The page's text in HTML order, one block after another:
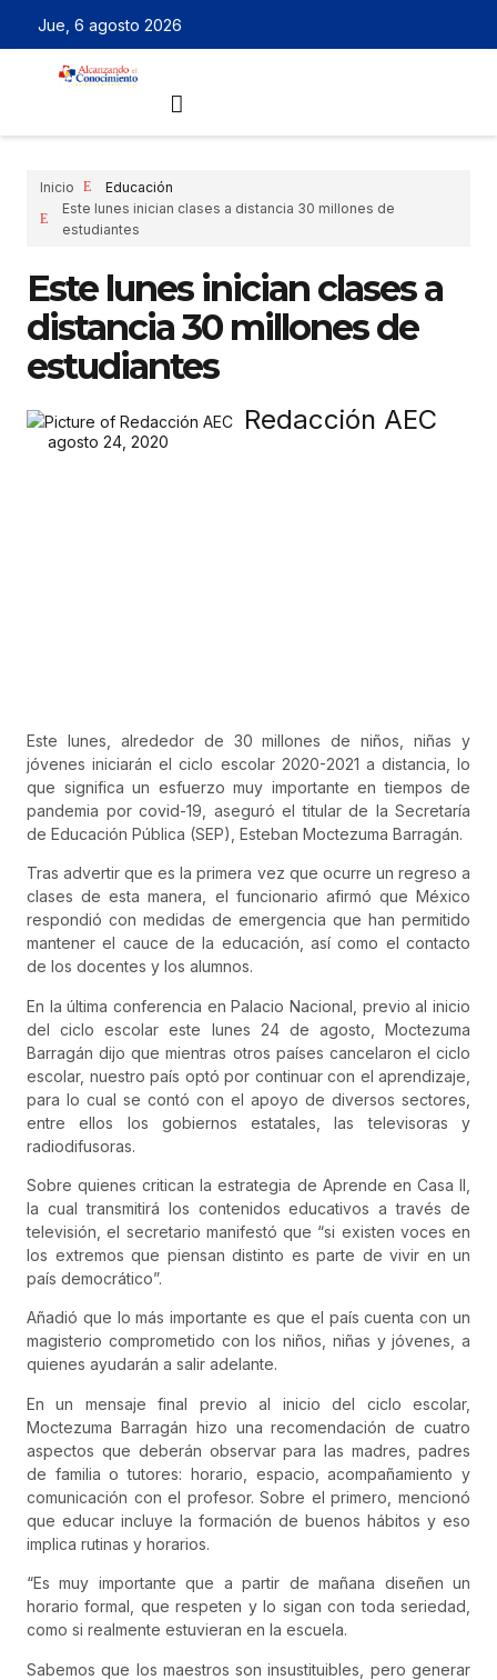
Jue, 6 agosto 2026
Inicio
Educación
Este lunes inician clases a distancia 30 millones de
estudiantes
Este lunes inician clases a
distancia 30 millones de
estudiantes
Redacción AEC
agosto 24, 2020
Este lunes, alrededor de 30 millones de niños, niñas y
jóvenes iniciarán el ciclo escolar 2020-2021 a distancia, lo
que significa un esfuerzo muy importante en tiempos de
pandemia por covid-19, aseguró el titular de la Secretaría
de Educación Pública (SEP), Esteban Moctezuma Barragán.
Tras advertir que es la primera vez que ocurre un regreso a
clases de esta manera, el funcionario afirmó que México
respondió con medidas de emergencia que han permitido
mantener el cauce de la educación, así como el contacto
de los docentes y los alumnos.
En la última conferencia en Palacio Nacional, previo al inicio
del ciclo escolar este lunes 24 de agosto, Moctezuma
Barragán dijo que mientras otros países cancelaron el ciclo
escolar, nuestro país optó por continuar con el aprendizaje,
para lo cual se contó con el apoyo de diversos sectores,
entre ellos los gobiernos estatales, las televisoras y
radiodifusoras.
Sobre quienes critican la estrategia de Aprende en Casa II,
la cual transmitirá los contenidos educativos a través de
televisión, el secretario manifestó que “si existen voces en
los extremos que piensan distinto es parte de vivir en un
país democrático”.
Añadió que lo más importante es que el país cuenta con un
magisterio comprometido con los niños, niñas y jóvenes, a
quienes ayudarán a salir adelante.
En un mensaje final previo al inicio del ciclo escolar,
Moctezuma Barragán hizo una recomendación de cuatro
aspectos que deberán observar para las madres, padres
de familia o tutores: horario, espacio, acompañamiento y
comunicación con el profesor. Sobre el primero, mencionó
que educar incluye la formación de buenos hábitos y eso
implica rutinas y horarios.
“Es muy importante que a partir de mañana diseñen un
horario formal, que respeten y lo sigan con toda seriedad,
como si realmente estuvieran en la escuela.
Sabemos que los maestros son insustituibles, pero generar